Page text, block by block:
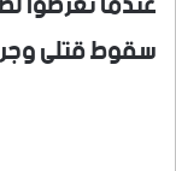
سقوط قتلى